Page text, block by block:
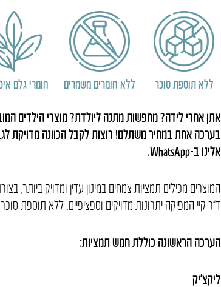
הראשונה
ללא תוספת סוכר ללא חומרים משמרים חומרי גלם
אתן אחרי לידה? מחפשות מתנה ליולדת? מוצרי הילדים
בערכה אחת במחיר משתלם! רוצות לקבל הכוונה מדויקת
אלינו ב-WhatsApp.
המוצרים מכילים תמציות צמחים במינון עדין ומדויק ביותר,
ד”ר קיי המפיקה יתרונות מדויקים וספציפיים. ללא תוספת
הערכה הראשונה כוללת חמש תמציות:
ליקצ’יק